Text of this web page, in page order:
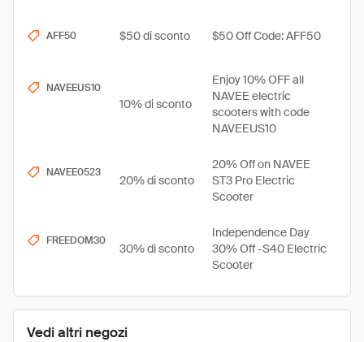
Vedi altri negozi
AFF50 $50 di sconto $50 Off Code: AFF50
NAVEEUS10
10% di sconto
Enjoy 10% OFF all
NAVEE electric
scooters with code
NAVEEUS10
NAVEE0523
20% di sconto
20% Off on NAVEE
ST3 Pro Electric
Scooter
FREEDOM30
30% di sconto
Independence Day
30% Off -S40 Electric
Scooter